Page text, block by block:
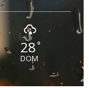
28°
DOM